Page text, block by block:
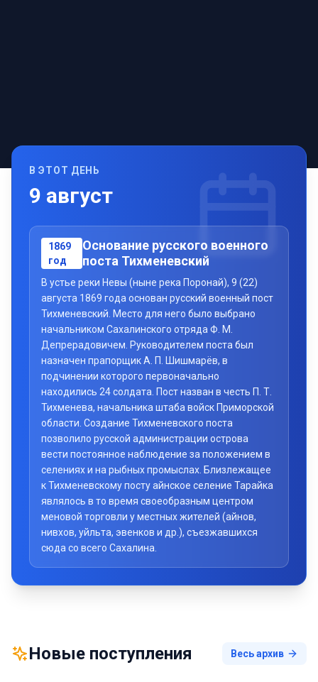
В ЭТОТ ДЕНЬ
9 август
1869
год
Основание русского военного
поста Тихменевский
В устье реки Невы (ныне река Поронай), 9 (22)
августа 1869 года основан русский военный пост
Тихменевский. Место для него было выбрано
начальником Сахалинского отряда Ф. М.
Депрерадовичем. Руководителем поста был
назначен прапорщик А. П. Шишмарёв, в
подчинении которого первоначально
находились 24 солдата. Пост назван в честь П. Т.
Тихменева, начальника штаба войск Приморской
области. Создание Тихменевского поста
позволило русской администрации острова
вести постоянное наблюдение за положением в
селениях и на рыбных промыслах. Близлежащее
к Тихменевскому посту айнское селение Тарайка
являлось в то время своеобразным центром
меновой торговли у местных жителей (айнов,
нивхов, уйльта, эвенков и др.), съезжавшихся
сюда со всего Сахалина.
Новые поступления Весь архив